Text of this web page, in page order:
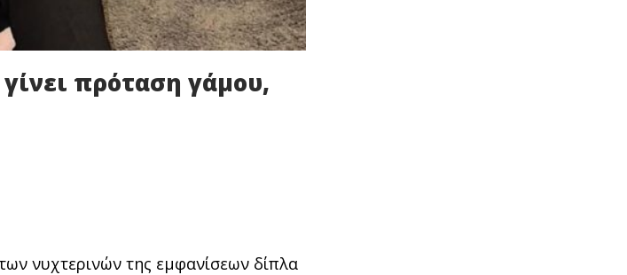
πρόταση γάμου,
νυχτερινών της εμφανίσεων δίπλα